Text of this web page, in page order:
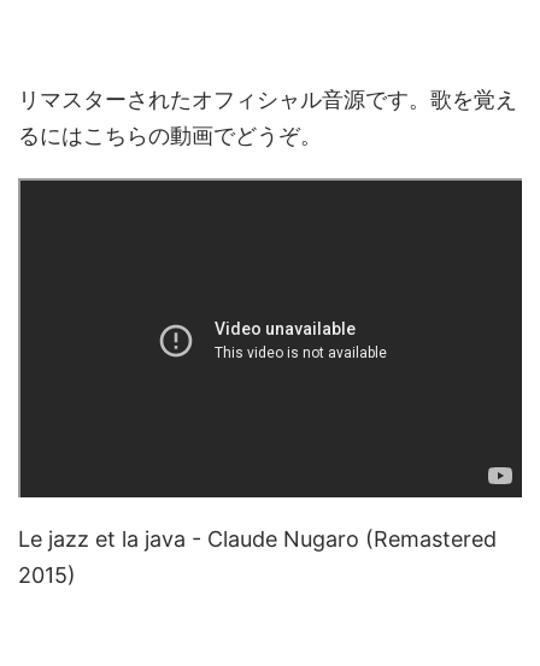
リマスターされたオフィシャル音源です。歌を覚え
るにはこちらの動画でどうぞ。
Le jazz et la java - Claude Nugaro (Remastered
2015)